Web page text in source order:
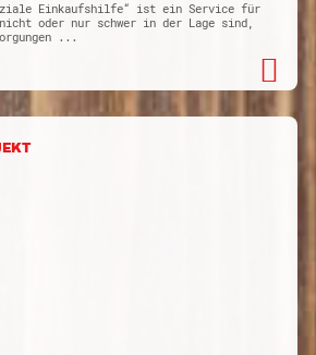
Einkaufshilfe“ ist ein Service für
oder nur schwer in der Lage sind,
...